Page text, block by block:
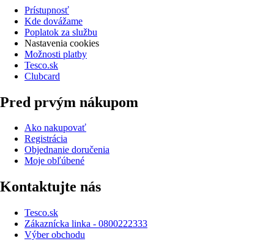
Prístupnosť
Kde dovážame
Poplatok za službu
Nastavenia cookies
Možnosti platby
Tesco.sk
Clubcard
Pred prvým nákupom
Ako nakupovať
Registrácia
Objednanie doručenia
Moje obľúbené
Kontaktujte nás
Tesco.sk
Zákaznícka linka - 0800222333
Výber obchodu